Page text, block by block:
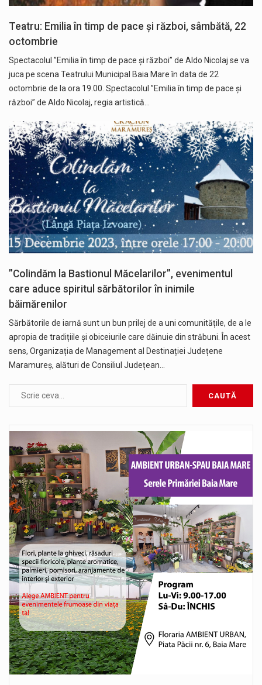
Teatru: Emilia în timp de pace și război, sâmbătă, 22
octombrie
Spectacolul ”Emilia în timp de pace și război” de Aldo Nicolaj se va
juca pe scena Teatrului Municipal Baia Mare în data de 22
octombrie de la ora 19.00. Spectacolul ”Emilia în timp de pace și
război” de Aldo Nicolaj, regia artistică…
”Colindăm la Bastionul Măcelarilor”, evenimentul
care aduce spiritul sărbătorilor în inimile
băimărenilor
Sărbătorile de iarnă sunt un bun prilej de a uni comunitățile, de a le
apropia de tradițiile și obiceiurile care dăinuie din străbuni. În acest
sens, Organizația de Management al Destinației Județene
Maramureș, alături de Consiliul Județean…